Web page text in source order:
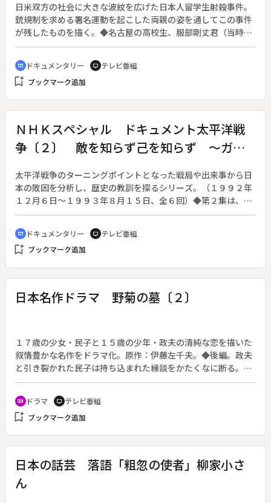
日米双方の社会に大きな波紋を広げた日本人留学生射殺事件。
銃規制を求める署名運動を起こした両親の姿を通してこの事件
が残したものを描く。◆名古屋の高校生、服部剛丈君（当時１
６歳）は１９９２年１０月、留学先のアメリカ・バトンルージ
ュ市で射殺された。パーティに参加しようとして訪問先を間違
え、その家の主人に撃たれるという事件だった。息子を失った
両親は、その死を無駄にすまいと米社会に銃の規制を訴えかけ
ないアメリカ、しかしこの国と銃とは長い歴史と深い関わりで
結び付いている。
cinematic_blur ドキュメンタリー tv テレビ番組
bookmark_add ブックマーク追加
ＮＨＫスペシャル ドキュメント太平洋戦
争〔２〕 敵を知らず己を知らず ～ガダ
太平洋戦争のターニングポイントとなった戦局や出来事から日
本の敗因を分析し、歴史の教訓を探るシリーズ。（１９９２年
１２月６日～１９９３年８月１５日、全６回）◆第２集は、太
平洋戦争中、最大の激戦地の一つとなったガダルカナル。開戦
以来不敗を誇っていた日本軍が初めて惨敗を喫したこの戦闘
で、勝敗を分けたのは情報収集・分析能力の差だった。新たに
発見されたアメリカ軍の情報レポートから、日本軍がいかに敵
cinematic_blur ドキュメンタリー tv テレビ番組
bookmark_add ブックマーク追加
日本名作ドラマ 野菊の墓〔２〕
１７歳の少女・民子と１５歳の少年・政夫の清純な恋を描いた
叙情豊かな名作をドラマ化。原作：伊藤左千夫。◆後編。政夫
と引き裂かれた民子は持ち込まれた縁談をかたくなに断る。民
子の母は政夫の母に説得を頼む。政夫の母に「政夫の嫁には年
上の女はもらわない」といわれ、民子は嫁いで行く。
recent_actors ドラマ tv テレビ番組
bookmark_add ブックマーク追加
日本の話芸 落語「粗忽の使者」柳家小さ
ん